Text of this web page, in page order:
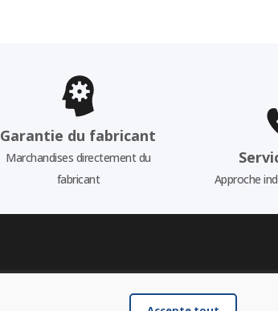
Garantie du fabricant
Marchandises directement du
fabricant
Approche